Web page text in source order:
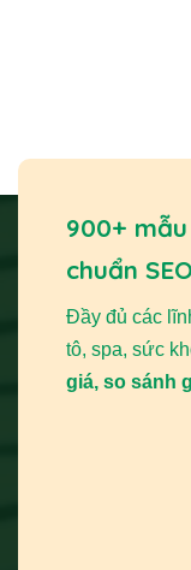
900+
chuẩn SEO
Đầy đủ các
tô, spa, sức
giá, so sánh